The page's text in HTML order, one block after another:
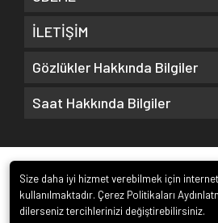
İLETİŞİM
Gözlükler Hakkında Bilgiler
Saat Hakkında Bilgiler
Size daha iyi hizmet verebilmek için
kullanılmaktadır. Çerez Politikaları
dilerseniz tercihlerinizi değiştirebilirsiniz.